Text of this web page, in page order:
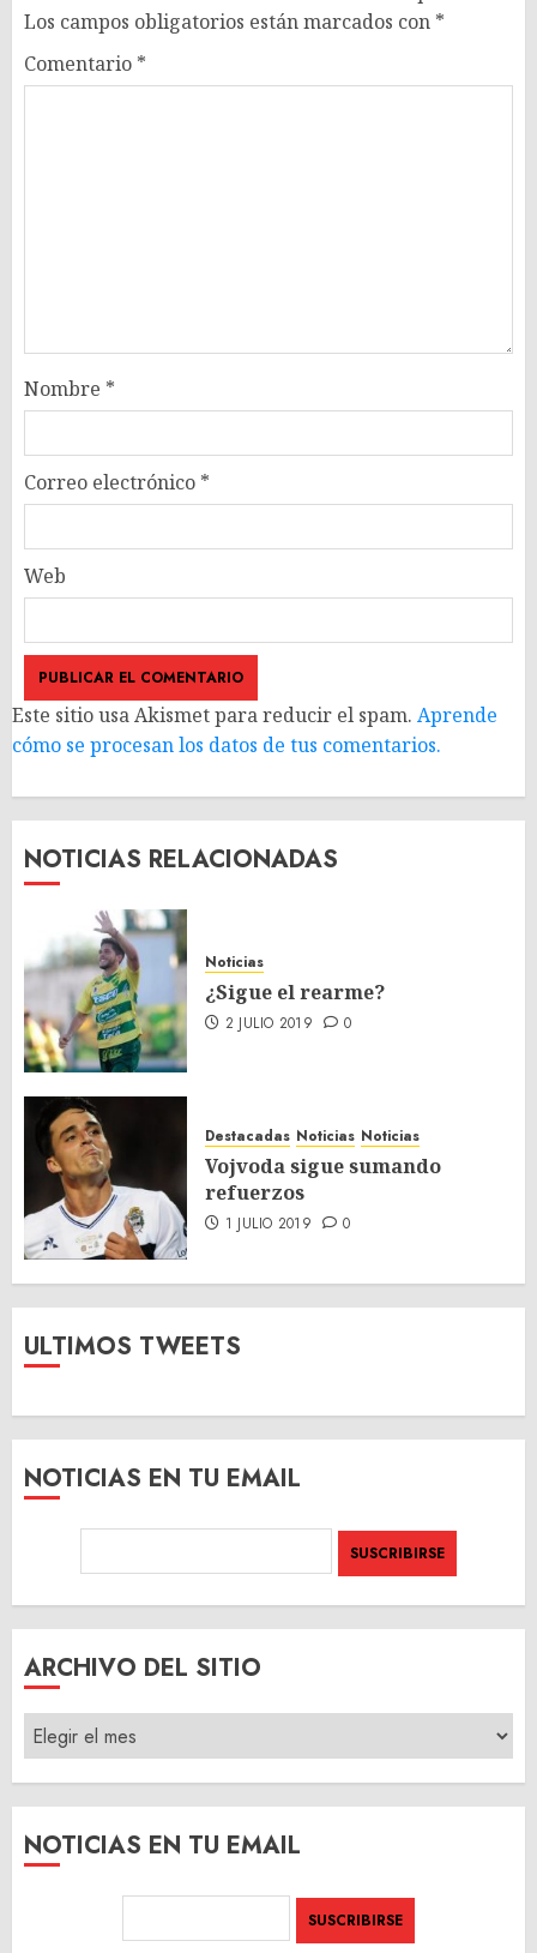
Los campos obligatorios están marcados con *
Comentario *
Nombre *
Correo electrónico *
Web
Este sitio usa Akismet para reducir el spam. Aprende
cómo se procesan los datos de tus comentarios.
NOTICIAS RELACIONADAS
Noticias
¿Sigue el rearme?
2 JULIO 2019 0
Destacadas Noticias Noticias
Vojvoda sigue sumando
refuerzos
1 JULIO 2019 0
ULTIMOS TWEETS
NOTICIAS EN TU EMAIL
ARCHIVO DEL SITIO
ARCHIVO
DEL
SITIO
NOTICIAS EN TU EMAIL